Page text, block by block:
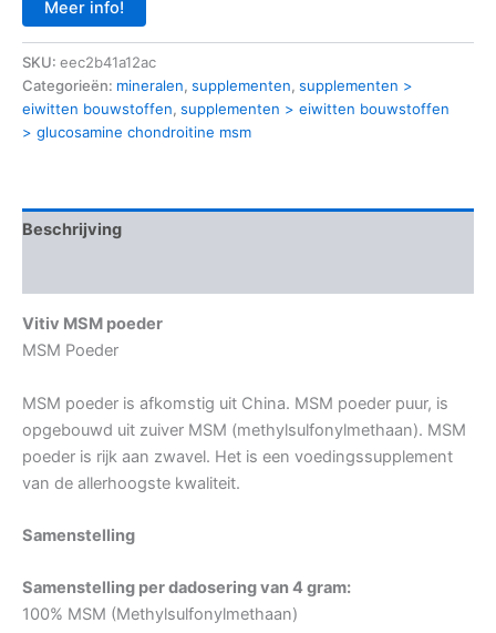
Meer info!
SKU: eec2b41a12ac
Categorieën: mineralen, supplementen, supplementen >
eiwitten bouwstoffen, supplementen > eiwitten bouwstoffen
> glucosamine chondroitine msm
Beschrijving
Vitiv MSM poeder
MSM Poeder
MSM poeder is afkomstig uit China. MSM poeder puur, is
opgebouwd uit zuiver MSM (methylsulfonylmethaan). MSM
poeder is rijk aan zwavel. Het is een voedingssupplement
van de allerhoogste kwaliteit.
Samenstelling
Samenstelling per dadosering van 4 gram:
100% MSM (Methylsulfonylmethaan)